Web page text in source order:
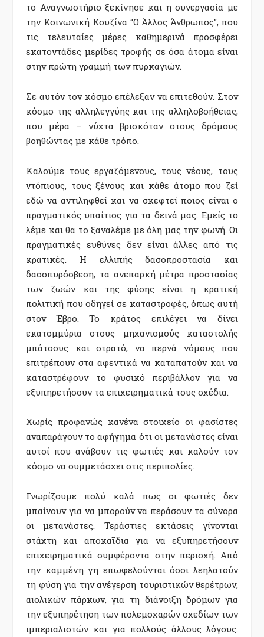
το Αναγνωστήριο ξεκίνησε και η συνεργασία με
την Κοινωνική Κουζίνα “Ο Άλλος Άνθρωπος”, που
τις τελευταίες μέρες καθημερινά προσφέρει
εκατοντάδες μερίδες τροφής σε όσα άτομα είναι
στην πρώτη γραμμή των πυρκαγιών.
Σε αυτόν τον κόσμο επέλεξαν να επιτεθούν. Στον
κόσμο της αλληλεγγύης και της αλληλοβοήθειας,
που μέρα – νύχτα βρισκόταν στους δρόμους
βοηθώντας με κάθε τρόπο.
Καλούμε τους εργαζόμενους, τους νέους, τους
ντόπιους, τους ξένους και κάθε άτομο που ζεί
εδώ να αντιληφθεί και να σκεφτεί ποιος είναι ο
πραγματικός υπαίτιος για τα δεινά μας. Εμείς το
λέμε και θα το ξαναλέμε με όλη μας την φωνή. Οι
πραγματικές ευθύνες δεν είναι άλλες από τις
κρατικές. Η ελλιπής δασοπροστασία και
δασοπυρόσβεση, τα ανεπαρκή μέτρα προστασίας
των ζωών και της φύσης είναι η κρατική
πολιτική που οδηγεί σε καταστροφές, όπως αυτή
στον Έβρο. Το κράτος επιλέγει να δίνει
εκατομμύρια στους μηχανισμούς καταστολής
μπάτσους και στρατό, να περνά νόμους που
επιτρέπουν στα αφεντικά να καταπατούν και να
καταστρέφουν το φυσικό περιβάλλον για να
εξυπηρετήσουν τα επιχειρηματικά τους σχέδια.
Χωρίς προφανώς κανένα στοιχείο οι φασίστες
αναπαράγουν το αφήγημα ότι οι μετανάστες είναι
αυτοί που ανάβουν τις φωτιές και καλούν τον
κόσμο να συμμετάσχει στις περιπολίες.
Γνωρίζουμε πολύ καλά πως οι φωτιές δεν
μπαίνουν για να μπορούν να περάσουν τα σύνορα
οι μετανάστες. Τεράστιες εκτάσεις γίνονται
στάχτη και αποκαΐδια για να εξυπηρετήσουν
επιχειρηματικά συμφέροντα στην περιοχή. Από
την καμμένη γη επωφελούνται όσοι λεηλατούν
τη φύση για την ανέγερση τουριστικών θερέτρων,
αιολικών πάρκων, για τη διάνοιξη δρόμων για
την εξυπηρέτηση των πολεμοχαρών σχεδίων των
ιμπεριαλιστών και για πολλούς άλλους λόγους.